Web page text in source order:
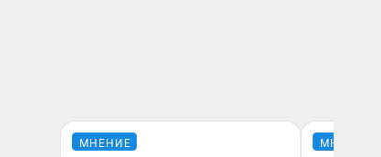
МНЕНИЕ МНЕНИЕ